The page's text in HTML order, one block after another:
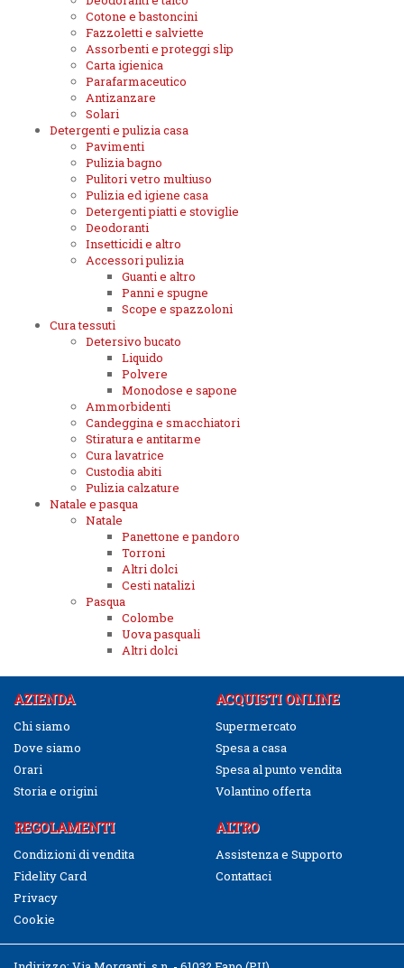
Cotone e bastoncini
Fazzoletti e salviette
Assorbenti e proteggi slip
Carta igienica
Parafarmaceutico
Antizanzare
Solari
Detergenti e pulizia casa
Pavimenti
Pulizia bagno
Pulitori vetro multiuso
Pulizia ed igiene casa
Detergenti piatti e stoviglie
Deodoranti
Insetticidi e altro
Accessori pulizia
Guanti e altro
Panni e spugne
Scope e spazzoloni
Cura tessuti
Detersivo bucato
Liquido
Polvere
Monodose e sapone
Ammorbidenti
Candeggina e smacchiatori
Stiratura e antitarme
Cura lavatrice
Custodia abiti
Pulizia calzature
Natale e pasqua
Natale
Panettone e pandoro
Torroni
Altri dolci
Cesti natalizi
Pasqua
Colombe
Uova pasquali
Altri dolci
AZIENDA
Chi siamo
Dove siamo
Orari
Storia e origini
ACQUISTI ONLINE
Supermercato
Spesa a casa
Spesa al punto vendita
Volantino offerta
REGOLAMENTI
Condizioni di vendita
Fidelity Card
Privacy
Cookie
ALTRO
Assistenza e Supporto
Contattaci